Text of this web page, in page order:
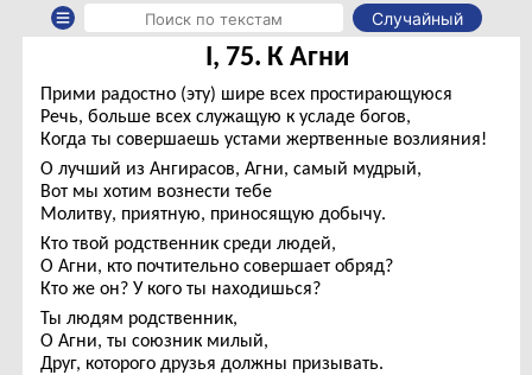
Случайный
I, 75. К Агни
Прими радостно (эту) шире всех простирающуюся
Речь, больше всех служащую к усладе богов,
Когда ты совершаешь устами жертвенные возлияния!
О лучший из Ангирасов, Агни, самый мудрый,
Вот мы хотим вознести тебе
Молитву, приятную, приносящую добычу.
Кто твой родственник среди людей,
О Агни, кто почтительно совершает обряд?
Кто же он? У кого ты находишься?
Ты людям родственник,
О Агни, ты союзник милый,
Друг, которого друзья должны призывать.